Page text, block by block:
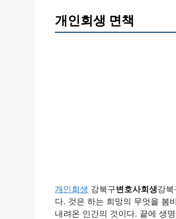
개인회생 면책
개인회생 강북구변호사회생강
다. 것은 하는 희망의 무엇을 봄
내려온 인간의 것이다. 끝에 생